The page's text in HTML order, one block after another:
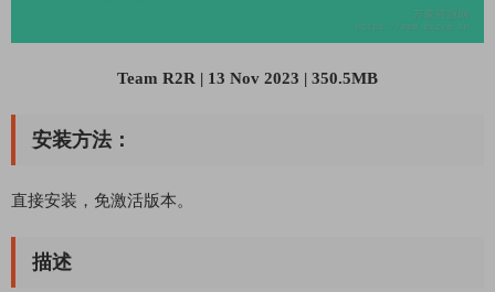
Team R2R | 13 Nov 2023 | 350.5MB
安装方法：
直接安装，免激活版本。
描述